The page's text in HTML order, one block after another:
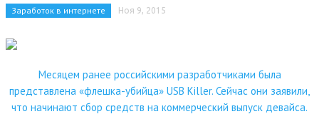
Заработок в интернете Ноя 9, 2015
Месяцем ранее российскими разработчиками была
представлена «флешка-убийца» USB Killer. Сейчас они заявили,
что начинают сбор средств на коммерческий выпуск девайса.